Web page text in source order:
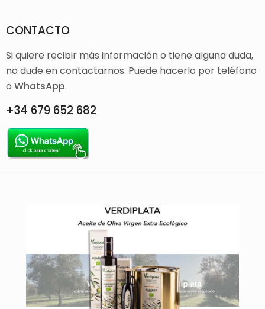
CONTACTO
Si quiere recibir más información o tiene alguna duda,
no dude en contactarnos. Puede hacerlo por teléfono
o WhatsApp.
+34 679 652 682